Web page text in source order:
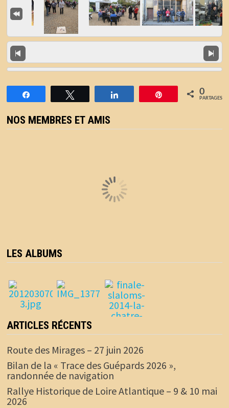
Épingle 0
PARTAGES
NOS MEMBRES ET AMIS
LES ALBUMS
ARTICLES RÉCENTS
Route des Mirages – 27 juin 2026
Bilan de la « Trace des Guépards 2026 »,
randonnée de navigation
Rallye Historique de Loire Atlantique – 9 & 10 mai
2026